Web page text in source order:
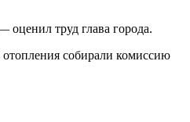
оценил труд глава города.
собирали комиссию